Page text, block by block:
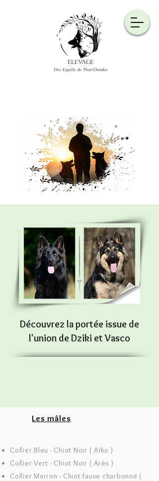
Découvrez la portée issue de
l'union de Dziki et Vasco
Les mâles
Collier Bleu - Chiot Noir ( Aïko )
Collier Vert - Chiot Noir ( Arès )
Collier Marron - Chiot fauve charbonné (